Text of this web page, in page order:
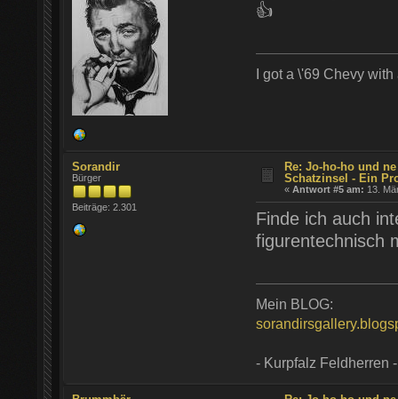
👍
I got a \'69 Chevy
Sorandir
Bürger
Beiträge: 2.301
Re: Jo-ho-ho und
Schatzinsel - Ein
«Antwort #5 am: 13.
Finde ich auch
figurentechnisch
Mein BLOG:
- Kurpfalz Feldherren -